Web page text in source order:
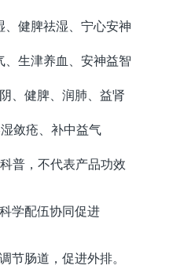
、健脾祛湿、宁心安神
、生津养血、安神益智
、健脾、润肺、益肾
敛疮、补中益气
普，不代表产品功效
学配伍协同促进
节肠道，促进外排。